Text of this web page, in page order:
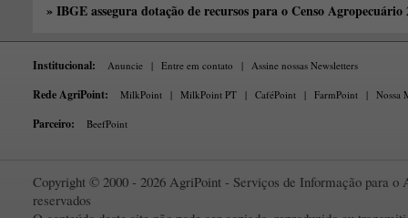
» IBGE assegura dotação de recursos para o Censo Agropecuário
Institucional: Anuncie | Entre em contato | Assine nossas Newsletters
Rede AgriPoint: MilkPoint | MilkPoint PT | CaféPoint | FarmPoint | Nossa
Parceiro: BeefPoint
Copyright © 2000 - 2026 AgriPoint - Serviços de Informação para o
reservados